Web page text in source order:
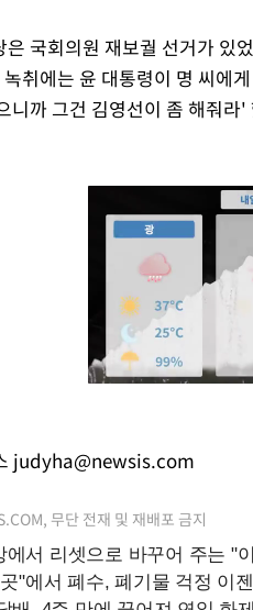
국회의원 재보궐 선거가 있
취에는 윤 대통령이 명 씨에
니까 그건 김영선이 좀 해줘
judyha@newsis.com
무단 전재 및 재배포 금지